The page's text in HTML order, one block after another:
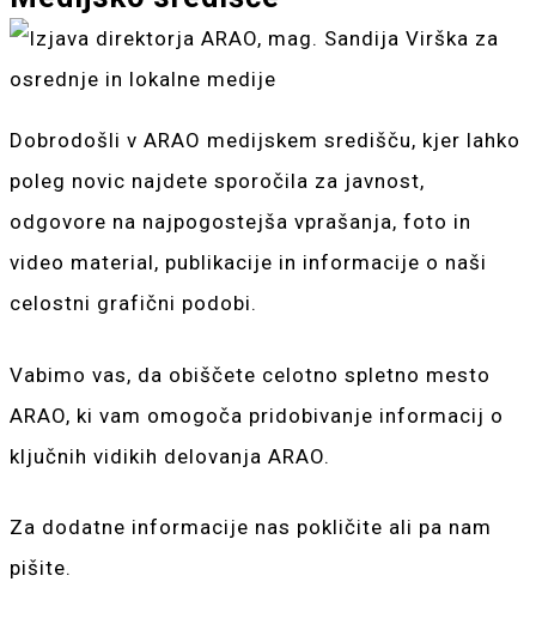
Dobrodošli v ARAO medijskem središču, kjer lahko
poleg novic najdete sporočila za javnost,
odgovore na najpogostejša vprašanja, foto in
video material, publikacije in informacije o naši
celostni grafični podobi.
Vabimo vas, da obiščete celotno spletno mesto
ARAO, ki vam omogoča pridobivanje informacij o
ključnih vidikih delovanja ARAO.
Za dodatne informacije nas pokličite ali pa nam
pišite.